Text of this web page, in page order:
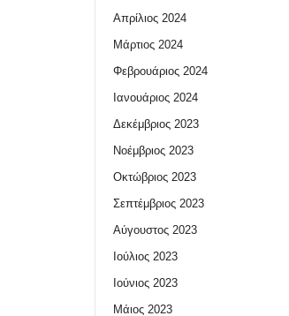
Απρίλιος 2024
Μάρτιος 2024
Φεβρουάριος 2024
Ιανουάριος 2024
Δεκέμβριος 2023
Νοέμβριος 2023
Οκτώβριος 2023
Σεπτέμβριος 2023
Αύγουστος 2023
Ιούλιος 2023
Ιούνιος 2023
Μάιος 2023